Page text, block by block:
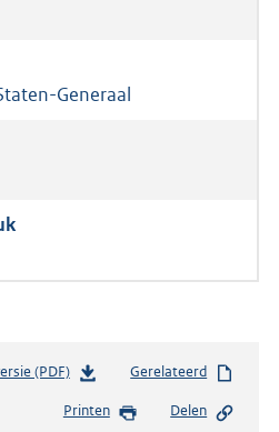
Generaal
(PDF)b
s
Gerelateerd
Printen Delen